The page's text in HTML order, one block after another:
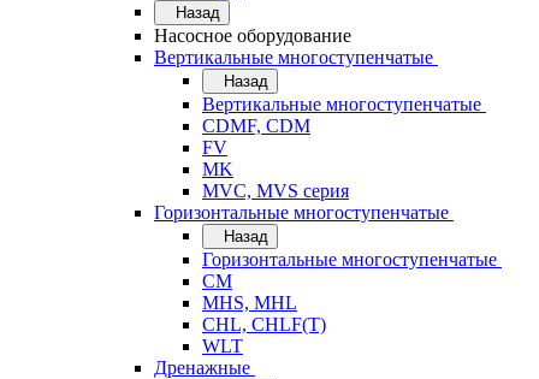
Назад
Насосное оборудование
Вертикальные многоступенчатые
Назад
Вертикальные многоступенчатые
CDMF, CDM
FV
MK
MVC, MVS серия
Горизонтальные многоступенчатые
Назад
Горизонтальные многоступенчатые
CM
MHS, MHL
CHL, CHLF(T)
WLT
Дренажные